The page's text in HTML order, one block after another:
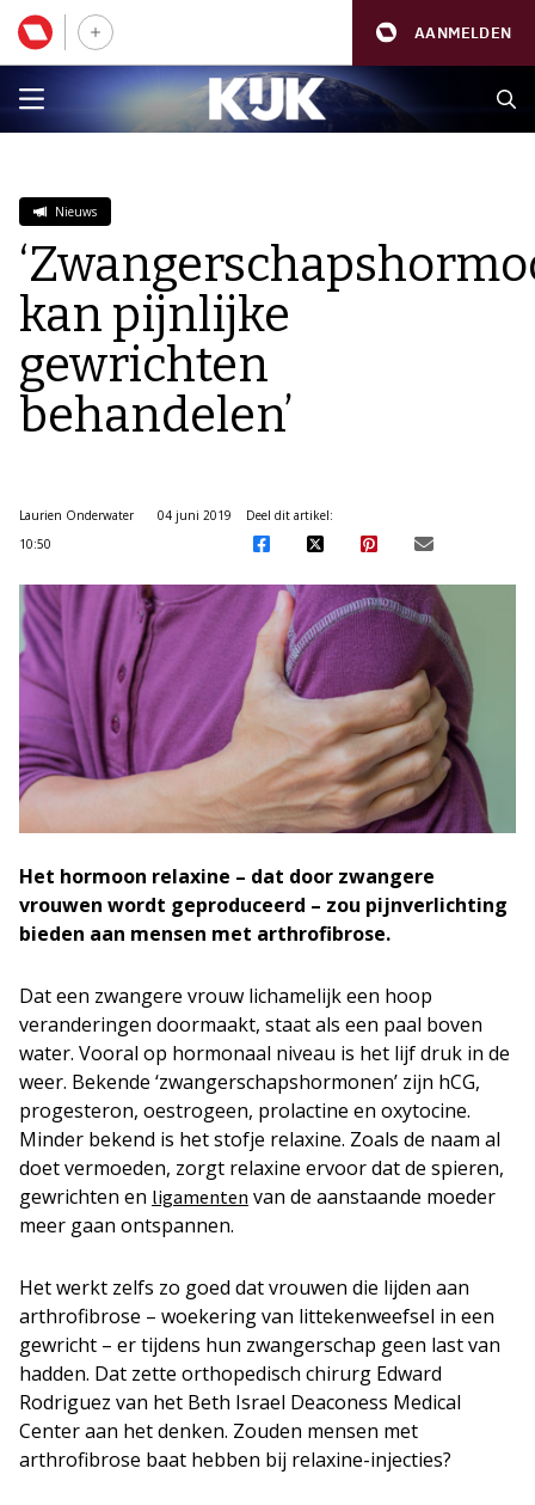
AANMELDEN
Nieuws
kan pijnlijke
gewrichten
behandelen’
Laurien Onderwater
04 juni 2019
10:50
Deel dit artikel:
Het hormoon relaxine – dat door zwangere
vrouwen wordt geproduceerd – zou pijnverlichting
bieden aan mensen met arthrofibrose.
Dat een zwangere vrouw lichamelijk een hoop
veranderingen doormaakt, staat als een paal boven
water. Vooral op hormonaal niveau is het lijf druk in de
weer. Bekende ‘zwangerschapshormonen’ zijn hCG,
progesteron, oestrogeen, prolactine en oxytocine.
Minder bekend is het stofje relaxine. Zoals de naam al
doet vermoeden, zorgt relaxine ervoor dat de spieren,
gewrichten en ligamenten van de aanstaande moeder
meer gaan ontspannen.
Het werkt zelfs zo goed dat vrouwen die lijden aan
arthrofibrose – woekering van littekenweefsel in een
gewricht – er tijdens hun zwangerschap geen last van
hadden. Dat zette orthopedisch chirurg Edward
Rodriguez van het Beth Israel Deaconess Medical
Center aan het denken. Zouden mensen met
arthrofibrose baat hebben bij relaxine-injecties?